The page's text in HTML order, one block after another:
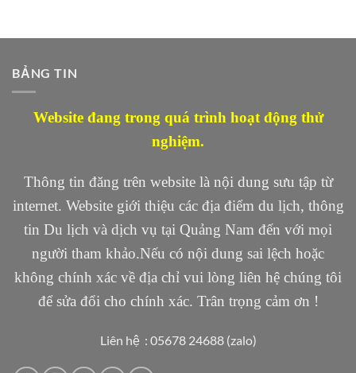
BẢNG TIN
Website đang trong quá trình hoạt động thử
nghiệm.
Thông tin đăng trên website là nội dung sưu tập từ
internet. Website giới thiệu các địa điểm du lịch, thông
tin Du lịch và dịch vụ tại Quảng Nam đến với mọi
người tham khảo.Nếu có nội dung sai lệch hoặc
không chính xác về địa chỉ vui lòng liên hệ chúng tôi
để sửa đổi cho chính xác. Trân trọng cảm ơn !
Liên hệ : 05678 24688 (zalo)